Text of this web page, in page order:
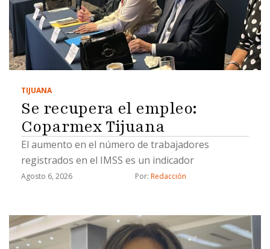
TIJUANA
Se recupera el empleo:
Coparmex Tijuana
El aumento en el número de trabajadores
registrados en el IMSS es un indicador
Agosto 6, 2026 Por: Redacción